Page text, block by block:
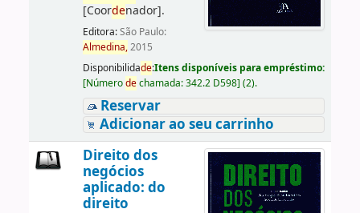
[Coordenador].
Editora:São Paulo:
Almedina,2015
Disponibilidade:Itens disponíveis para empréstimo:
[Númerodechamada:342.2 D598] (2).
Reservar
Adicionar ao seu carrinho
Direito dos
negócios
aplicado: do
direito